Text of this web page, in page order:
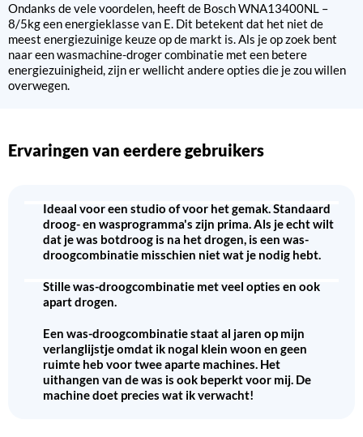
Ondanks de vele voordelen, heeft de Bosch WNA13400NL –
8/5kg een energieklasse van E. Dit betekent dat het niet de
meest energiezuinige keuze op de markt is. Als je op zoek bent
naar een wasmachine-droger combinatie met een betere
energiezuinigheid, zijn er wellicht andere opties die je zou willen
overwegen.
Ervaringen van eerdere gebruikers
Ideaal voor een studio of voor het gemak. Standaard
droog- en wasprogramma's zijn prima. Als je echt wilt
dat je was botdroog is na het drogen, is een was-
droogcombinatie misschien niet wat je nodig hebt.
Stille was-droogcombinatie met veel opties en ook
apart drogen.
Een was-droogcombinatie staat al jaren op mijn
verlanglijstje omdat ik nogal klein woon en geen
ruimte heb voor twee aparte machines. Het
uithangen van de was is ook beperkt voor mij. De
machine doet precies wat ik verwacht!